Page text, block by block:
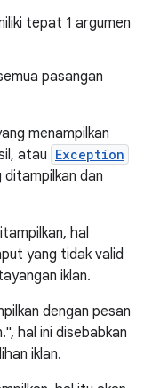
tepat 1 argumen
pasangan
menampilkan
atau Exception
dan
hal
yang tidak valid
iklan.
dengan pesan
hal ini disebabkan
iklan.